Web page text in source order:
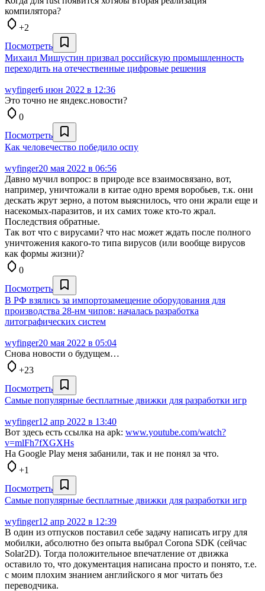
компилятора?
+2
Посмотреть
Михаил Мишустин призвал российскую промышленность
переходить на отечественные цифровые решения
wyfinger6 июн 2022 в 12:36
Это точно не яндекс.новости?
0
Посмотреть
Как человечество победило оспу
wyfinger20 мая 2022 в 06:56
Давно мучил вопрос: в природе все взаимосвязано, вот,
например, уничтожали в китае одно время воробьев, т.к. они
дескать жрут зерно, а потом выяснилось, что они жрали еще и
насекомых-паразитов, и их самих тоже кто-то жрал.
Последствия обратные.
Так вот что с вирусами? что нас может ждать после полного
уничтожения какого-то типа вирусов (или вообще вирусов
как формы жизни)?
0
Посмотреть
В РФ взялись за импортозамещение оборудования для
производства 28-нм чипов: началась разработка
литографических систем
wyfinger20 мая 2022 в 05:04
Снова новости о будущем…
+23
Посмотреть
Самые популярные бесплатные движки для разработки игр
wyfinger12 апр 2022 в 13:40
Вот здесь есть ссылка на apk: www.youtube.com/watch?
v=mlFh7fXGXHs
На Google Play меня забанили, так и не понял за что.
+1
Посмотреть
Самые популярные бесплатные движки для разработки игр
wyfinger12 апр 2022 в 12:39
В один из отпусков поставил себе задачу написать игру для
мобилки, абсолютно без опыта выбрал Corona SDK (сейчас
Solar2D). Тогда положительное впечатление от движка
оставило то, что документация написана просто и понято, т.е.
с моим плохим знанием английского я мог читать без
переводчика.